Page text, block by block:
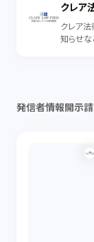
クレア
クレア法
知らせな
発信者情報開示